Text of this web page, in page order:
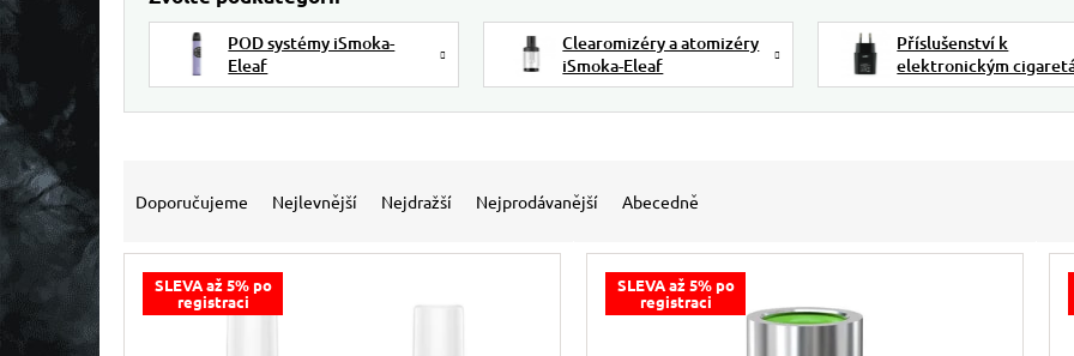
POD systémy iSmoka-
Eleaf
Clearomizéry a atomizéry
iSmoka-Eleaf
Příslušenství k
elektronickým
iSmoka-Eleaf
Doporučujeme Nejlevnější Nejdražší Nejprodávanější Abecedně
Výpis produktů
SLEVA až 5% po
registraci
SLEVA až 5% po
registraci